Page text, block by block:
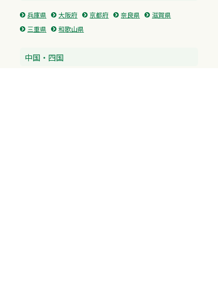
兵庫県 大阪府 京都府 奈良県
滋賀県
三重県
和歌山県
中国・四国